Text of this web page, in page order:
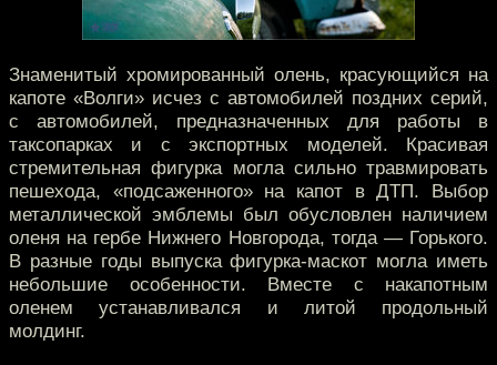
Знаменитый хромированный олень, красующийся на
капоте «Волги» исчез с автомобилей поздних серий,
с автомобилей, предназначенных для работы в
таксопарках и с экспортных моделей. Красивая
стремительная фигурка могла сильно травмировать
пешехода, «подсаженного» на капот в ДТП. Выбор
металлической эмблемы был обусловлен наличием
оленя на гербе Нижнего Новгорода, тогда — Горького.
В разные годы выпуска фигурка-маскот могла иметь
небольшие особенности. Вместе с накапотным
оленем устанавливался и литой продольный
молдинг.